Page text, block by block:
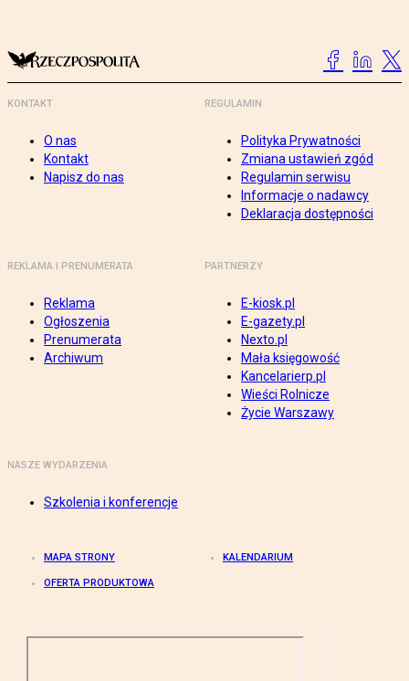
KONTAKT
O nas
Kontakt
Napisz do nas
REGULAMIN
Polityka Prywatności
Zmiana ustawień zgód
Regulamin serwisu
Informacje o nadawcy
Deklaracja dostępności
REKLAMA I PRENUMERATA
Reklama
Ogłoszenia
Prenumerata
Archiwum
PARTNERZY
E-kiosk.pl
E-gazety.pl
Nexto.pl
Mała księgowość
Kancelarierp.pl
Wieści Rolnicze
Życie Warszawy
NASZE WYDARZENIA
Szkolenia i konferencje
MAPA STRONY KALENDARIUM
OFERTA PRODUKTOWA